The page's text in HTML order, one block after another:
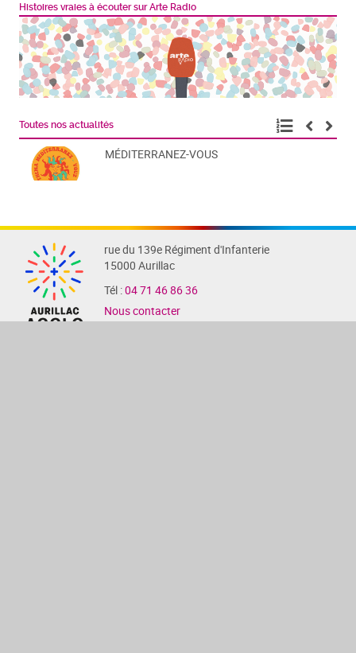
Histoires vraies à écouter sur Arte Radio
Toutes nos actualités
MÉDITERRANEZ-VOUS
rue du 139e Régiment d'Infanterie
15000 Aurillac
Tél :04 71 46 86 36
Nous contacter